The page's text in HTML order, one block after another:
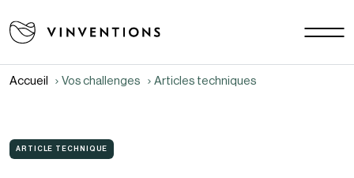
Nos solutions
Vos challenges
Contact
Accueil Vos challenges Articles techniques
ARTICLE TECHNIQUE